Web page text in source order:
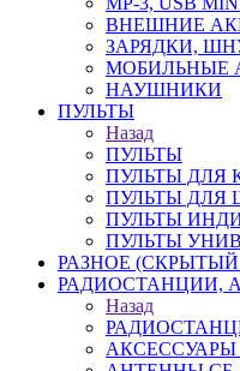
ВНЕШНИЕ
ЗАРЯДКИ,
МОБИЛЬНЫЕ
НАУШНИКИ
ПУЛЬТЫ
Назад
ПУЛЬТЫ
ПУЛЬТЫ ДЛЯ
ПУЛЬТЫ ДЛЯ
ПУЛЬТЫ
ПУЛЬТЫ
РАЗНОЕ
РАДИОСТАНЦИИ,
Назад